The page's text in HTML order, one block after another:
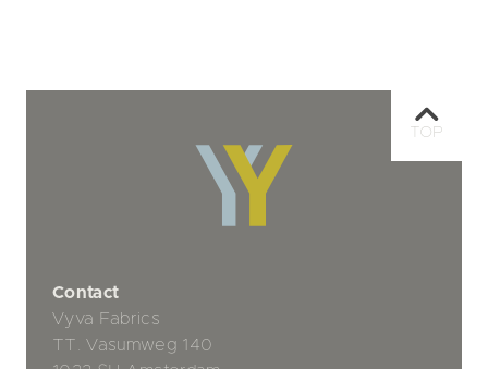
Contact
Vyva Fabrics
TT. Vasumweg 140
TOP